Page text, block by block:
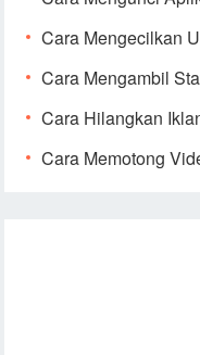
Cara Mengecilkan
Cara Mengambil
Cara Hilangkan
Cara Memotong